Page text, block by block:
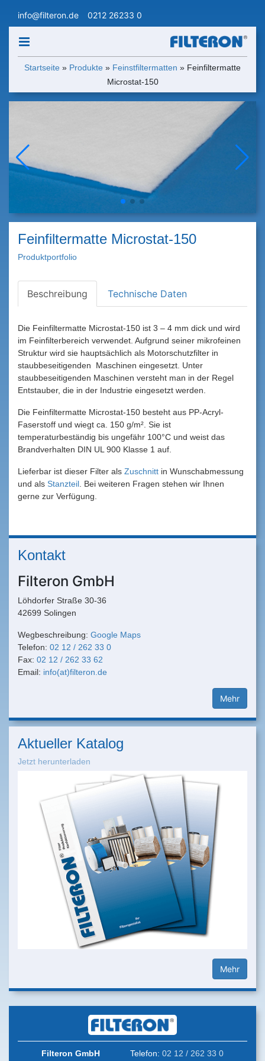
info@filteron.de 0212 26233 0
Startseite » Produkte » Feinstfiltermatten » Feinfiltermatte
Microstat-150
Feinfiltermatte Microstat-150
Produktportfolio
Beschreibung Technische Daten
Die Feinfiltermatte Microstat-150 ist 3 – 4 mm dick und wird
im Feinfilterbereich verwendet. Aufgrund seiner mikrofeinen
Struktur wird sie hauptsächlich als Motorschutzfilter in
staubbeseitigenden Maschinen eingesetzt. Unter
staubbeseitigenden Maschinen versteht man in der Regel
Entstauber, die in der Industrie eingesetzt werden.
Die Feinfiltermatte Microstat-150 besteht aus PP-Acryl-
Faserstoff und wiegt ca. 150 g/m². Sie ist
temperaturbeständig bis ungefähr 100°C und weist das
Brandverhalten DIN UL 900 Klasse 1 auf.
Lieferbar ist dieser Filter als Zuschnitt in Wunschabmessung
und als Stanzteil . Bei weiteren Fragen stehen wir Ihnen
gerne zur Verfügung.
Kontakt
Filteron GmbH
Löhdorfer Straße 30-36
42699 Solingen
Wegbeschreibung: Google Maps
Telefon: 02 12 / 262 33 0
Fax: 02 12 / 262 33 62
Email: info(at)filteron.de
Mehr
Aktueller Katalog
Jetzt herunterladen
Mehr
Filteron GmbH Telefon: 02 12 / 262 33 0